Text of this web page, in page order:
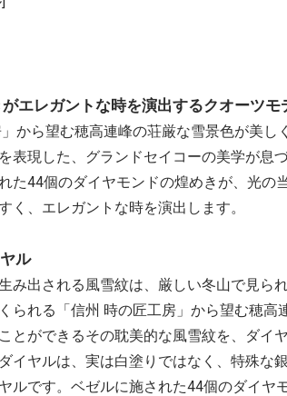
エレガントな時を演出するクオーツモ
から望む穂高連峰の荘厳な雪景色が美
表現した、グランドセイコーの美学が息
た44個のダイヤモンドの煌めきが、光の
、エレガントな時を演出します。
ル
み出される風雪紋は、厳しい冬山で見ら
られる「信州 時の匠工房」から望む穂高
とができるその耽美的な風雪紋を、ダイ
イヤルは、実は白塗りではなく、特殊な
ルです。ベゼルに施された44個のダイヤ